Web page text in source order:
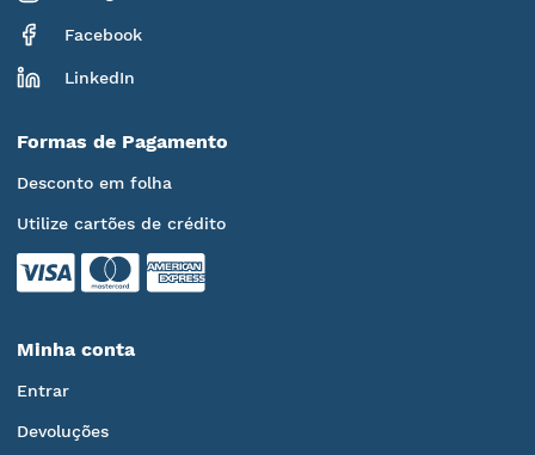
Facebook
LinkedIn
Formas de Pagamento
Desconto em folha
Utilize cartões de crédito
Minha conta
Entrar
Devoluções